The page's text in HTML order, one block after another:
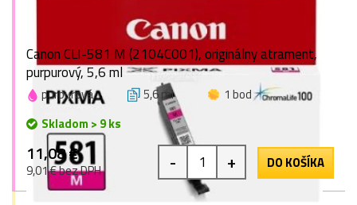
Canon CLI-581 M (2104C001), originálny atrament,
purpurový, 5,6 ml
purpurová 5,6 ml
1 bod
Skladom > 9 ks
11,08 €
9,01 € bez DPH - + DO KOŠÍKA